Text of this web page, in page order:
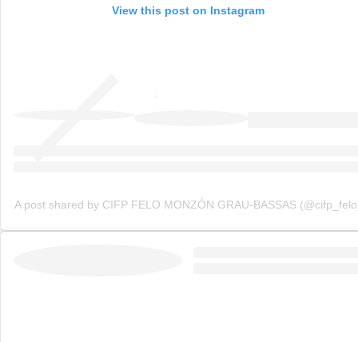
View this post on Instagram
A post shared by CIFP FELO MONZÓN GRAU-BASSAS